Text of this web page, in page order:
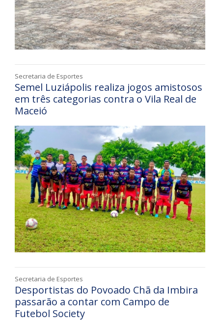
Secretaria de Esportes
Semel Luziápolis realiza jogos amistosos
em três categorias contra o Vila Real de
Maceió
Secretaria de Esportes
Desportistas do Povoado Chã da Imbira
passarão a contar com Campo de
Futebol Society